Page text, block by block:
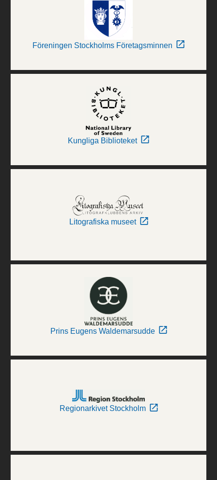
Föreningen Stockholms Företagsminnen
Kungliga Biblioteket
Litografiska museet
Prins Eugens Waldemarsudde
Regionarkivet Stockholm